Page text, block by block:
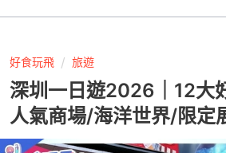
好食玩飛 旅遊
深圳一日遊2026｜12大
人氣商場/海洋世界/限定